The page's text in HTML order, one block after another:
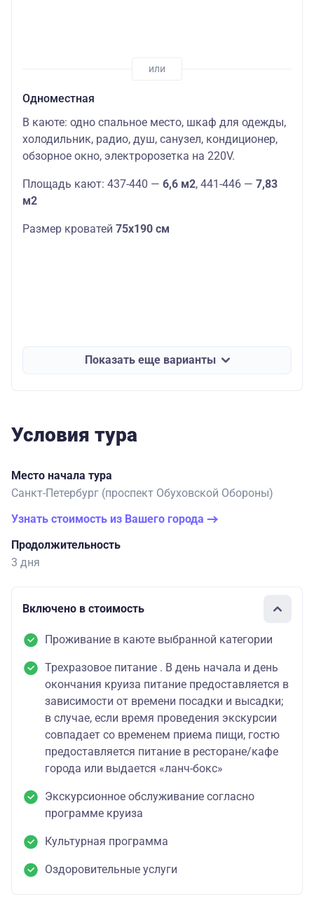
Одноместная
В каюте: одно спальное место, шкаф для одежды,
холодильник, радио, душ, санузел, кондиционер,
обзорное окно, электророзетка на 220V.
Площадь кают: 437-440 — 6,6 м2, 441-446 — 7,83
м2
Размер кроватей 75х190 см
Показать еще варианты
Условия тура
Место начала тура
Санкт-Петербург (проспект Обуховской Обороны)
Узнать стоимость из Вашего города
Продолжительность
3 дня
Включено в стоимость
Проживание в каюте выбранной категории
Трехразовое питание . В день начала и день
окончания круиза питание предоставляется в
зависимости от времени посадки и высадки;
в случае, если время проведения экскурсии
совпадает со временем приема пищи, гостю
предоставляется питание в ресторане/кафе
города или выдается «ланч-бокс»
Экскурсионное обслуживание согласно
программе круиза
Культурная программа
Оздоровительные услуги